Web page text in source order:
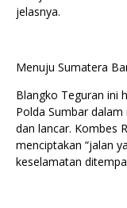
jelasnya.
Menuju Sumatera
Blangko Teguran ini
Polda Sumbar
dan lancar. Kombes
menciptakan “jalan
keselamatan